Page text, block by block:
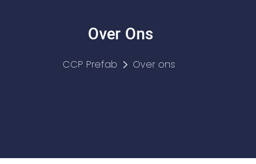
Over Ons
CCP Prefab Over ons